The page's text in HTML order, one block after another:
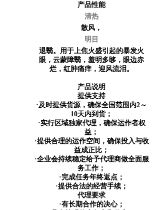
产品性能
清热
散风，
明目
退翳。用于上焦火盛引起的暴发火
眼，云蒙障翳，羞明多眵，眼边赤
烂，红肿痛痒，迎风流泪。
产品说明
提供支持
·及时提供货源，确保全国范围内2～
10天内到货；
·实行区域独家代理，确保运作者权
益；
·提供合理的运作空间，确保投入与收
益成正比；
·企业会持续稳定给予代理商做全面服
务工作；
·完成任务年终返点；
·提供合法的经营手续；
代理要求
·有长期合作的决心；